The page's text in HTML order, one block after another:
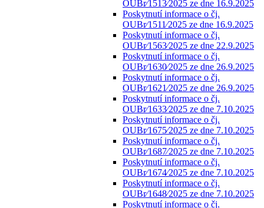
OUBr⁄1513⁄2025 ze dne 16.9.2025
Poskytnutí informace o čj.
OUBr⁄1511⁄2025 ze dne 16.9.2025
Poskytnutí informace o čj.
OUBr⁄1563⁄2025 ze dne 22.9.2025
Poskytnutí informace o čj.
OUBr⁄1630⁄2025 ze dne 26.9.2025
Poskytnutí informace o čj.
OUBr⁄1621⁄2025 ze dne 26.9.2025
Poskytnutí informace o čj.
OUBr⁄1633⁄2025 ze dne 7.10.2025
Poskytnutí informace o čj.
OUBr⁄1675⁄2025 ze dne 7.10.2025
Poskytnutí informace o čj.
OUBr⁄1687⁄2025 ze dne 7.10.2025
Poskytnutí informace o čj.
OUBr⁄1674⁄2025 ze dne 7.10.2025
Poskytnutí informace o čj.
OUBr⁄1648⁄2025 ze dne 7.10.2025
Poskytnutí informace o čj.